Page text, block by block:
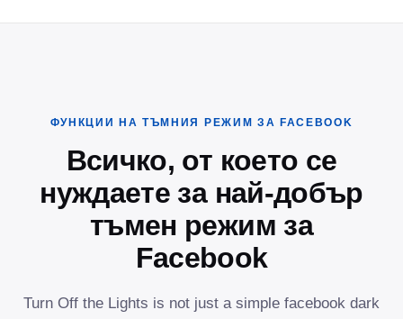
ФУНКЦИИ НА ТЪМНИЯ РЕЖИМ ЗА FACEBOOK
Всичко, от което се
нуждаете за най-добър
тъмен режим за
Facebook
Turn Off the Lights is not just a simple facebook dark